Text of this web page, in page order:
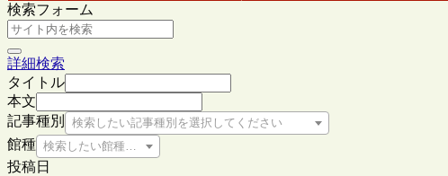
検索フォーム
詳細検索
タイトル
本文
記事種別
検索したい記事種別を選択してください
館種 検索したい館種を選択してください
投稿日